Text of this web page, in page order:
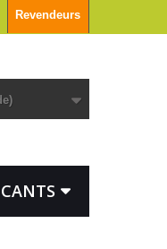
Revendeurs